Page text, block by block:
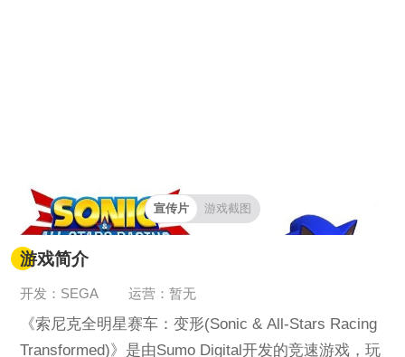
宣传片 游戏截图
游戏简介
开发：SEGA 运营：暂无
《索尼克全明星赛车：变形(Sonic & All-Stars Racing
Transformed)》是由Sumo Digital开发的竞速游戏，玩